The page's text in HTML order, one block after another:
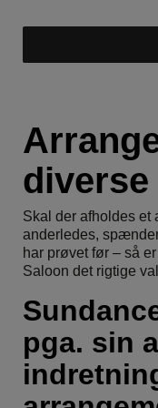
diverse
Skal der afholdes et
anderledes,
har prøvet før – så
Saloon det rigtige
pga. sin